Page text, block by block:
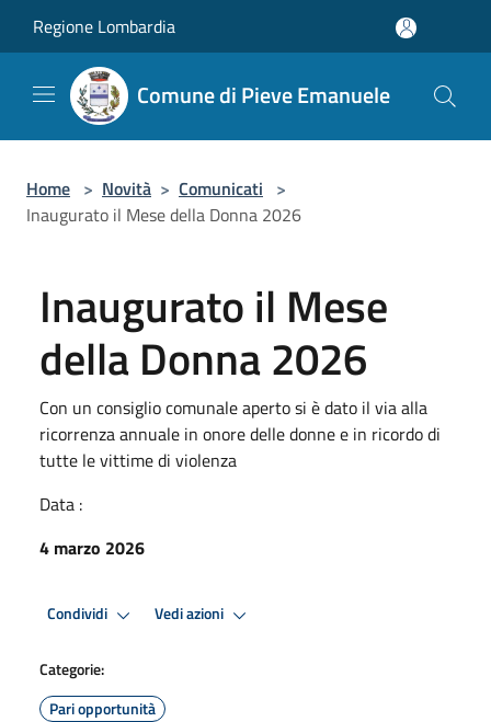
Regione Lombardia
Comune di Pieve Emanuele
Home > Novità > Comunicati >
Inaugurato il Mese della Donna 2026
Inaugurato il Mese
della Donna 2026
Con un consiglio comunale aperto si è dato il via alla
ricorrenza annuale in onore delle donne e in ricordo di
tutte le vittime di violenza
Data :
4 marzo 2026
Condividi Vedi azioni
Categorie:
Pari opportunità